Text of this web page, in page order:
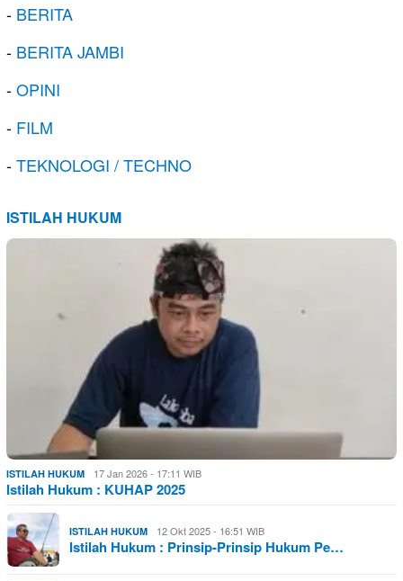
- BERITA
- BERITA JAMBI
-OPINI
- FILM
-TEKNOLOGI / TECHNO
ISTILAH HUKUM
ISTILAH HUKUM 17 Jan 2026 - 17:11 WIB
Istilah Hukum : KUHAP 2025
ISTILAH HUKUM 12 Okt 2025 - 16:51 WIB
Istilah Hukum : Prinsip-Prinsip Hukum Pe…